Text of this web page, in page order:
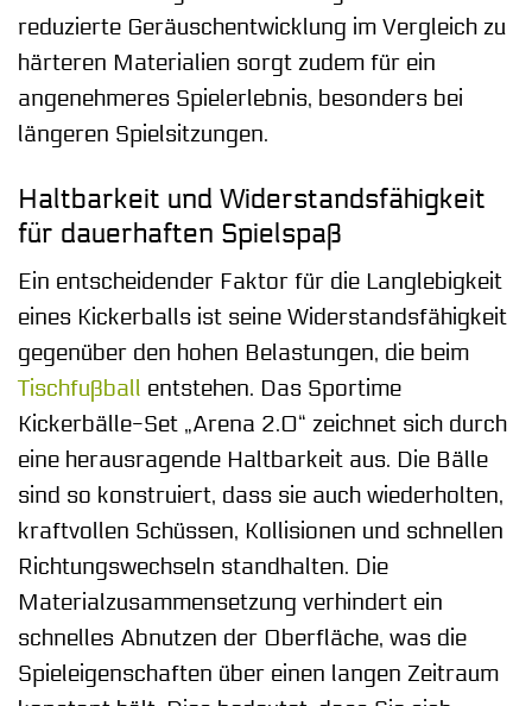
reduzierte Geräuschentwicklung im Vergleich zu
härteren Materialien sorgt zudem für ein
angenehmeres Spielerlebnis, besonders bei
längeren Spielsitzungen.
Haltbarkeit und Widerstandsfähigkeit
für dauerhaften Spielspaß
Ein entscheidender Faktor für die Langlebigkeit
eines Kickerballs ist seine Widerstandsfähigkeit
gegenüber den hohen Belastungen, die beim
Tischfußball entstehen. Das Sportime
Kickerbälle-Set „Arena 2.0“ zeichnet sich durch
eine herausragende Haltbarkeit aus. Die Bälle
sind so konstruiert, dass sie auch wiederholten,
kraftvollen Schüssen, Kollisionen und schnellen
Richtungswechseln standhalten. Die
Materialzusammensetzung verhindert ein
schnelles Abnutzen der Oberfläche, was die
Spieleigenschaften über einen langen Zeitraum